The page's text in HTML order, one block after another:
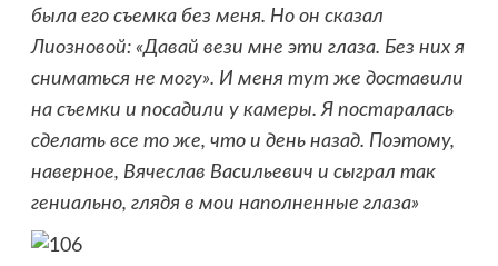
была его съемка без меня. Но он сказал
Лиозновой: «Давай вези мне эти глаза. Без них я
сниматься не могу». И меня тут же доставили
на съемки и посадили у камеры. Я постаралась
сделать все то же, что и день назад. Поэтому,
наверное, Вячеслав Васильевич и сыграл так
гениально, глядя в мои наполненные глаза»